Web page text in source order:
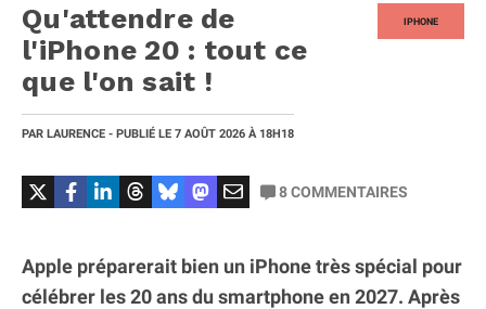
IPHONE
Qu'attendre de
l'iPhone 20 : tout ce
que l'on sait !
PAR LAURENCE - PUBLIÉ LE 7 AOÛT 2026 À 18H18
8COMMENTAIRES
Apple préparerait bien un iPhone très spécial pour
célébrer les 20 ans du smartphone en 2027. Après